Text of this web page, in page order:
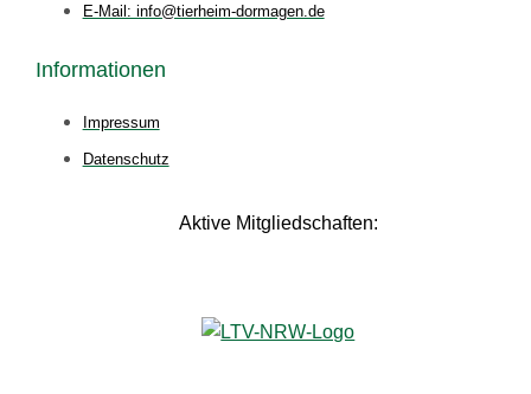
E-Mail: info@tierheim-dormagen.de
Informationen
Impressum
Datenschutz
Aktive Mitgliedschaften: